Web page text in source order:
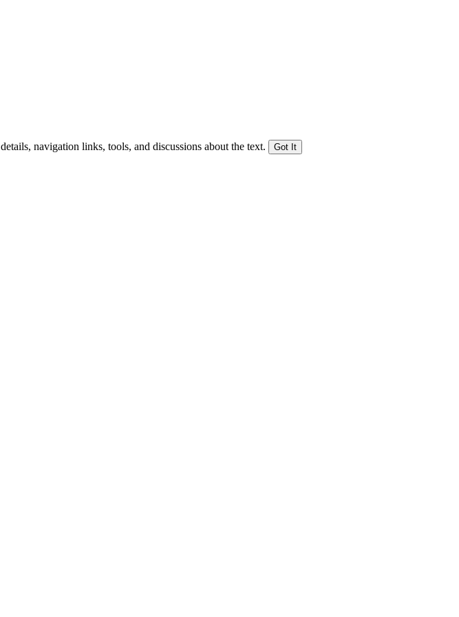
navigation links, tools, and discussions about the text. Got It